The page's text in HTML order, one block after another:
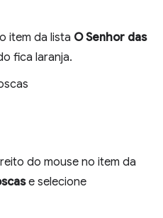
item da lista O Senhor das
fica laranja.
do mouse no item da
e selecione